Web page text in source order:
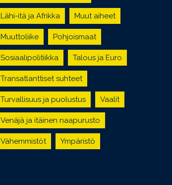
Lähi-itä ja Afrikka Muut aiheet
Muuttoliike Pohjoismaat
Sosiaalipolitiikka Talous ja Euro
Transatlanttiset suhteet
Turvallisuus ja puolustus Vaalit
Venäjä ja itäinen naapurusto
Vähemmistöt Ympäristö